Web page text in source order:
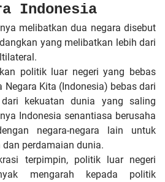
Indonesia
melibatkan dua negara disebut
yang melibatkan lebih dari
politik luar negeri yang bebas
Kita (Indonesia) bebas dari
kekuatan dunia yang saling
Indonesia senantiasa berusaha
negara-negara lain untuk
perdamaian dunia.
terpimpin, politik luar negeri
mengarah kepada politik